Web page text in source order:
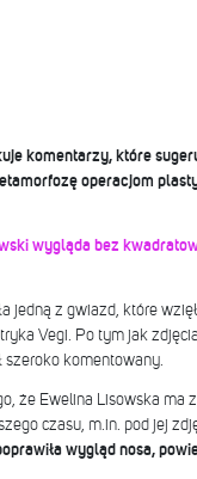
komentarzy, które
operacjom
wygląda bez
jedną z gwiazd, które
Vegi. Po tym jak
szeroko komentowany.
że Ewelina Lisowska ma
czasu, m.in. pod jej
wygląd nosa,